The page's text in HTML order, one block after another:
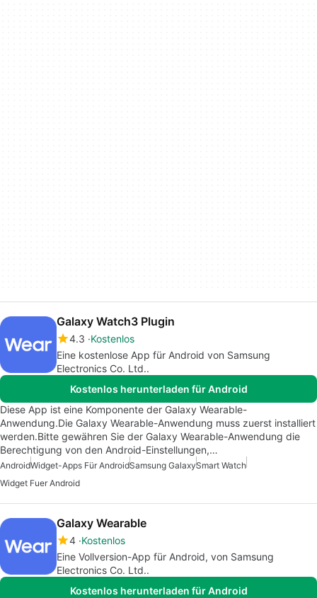
Galaxy Watch3 Plugin
4.3 Kostenlos
Eine kostenlose App für Android von Samsung
Electronics Co. Ltd..
Kostenlos herunterladen für Android
Diese App ist eine Komponente der Galaxy Wearable-
Anwendung.Die Galaxy Wearable-Anwendung muss zuerst installiert
werden.Bitte gewähren Sie der Galaxy Wearable-Anwendung die
Berechtigung von den Android-Einstellungen,…
AndroidWidget-Apps Für AndroidSamsung GalaxySmart Watch
Widget Fuer Android
Galaxy Wearable
4 Kostenlos
Eine Vollversion-App für Android, von Samsung
Electronics Co. Ltd..
Kostenlos herunterladen für Android